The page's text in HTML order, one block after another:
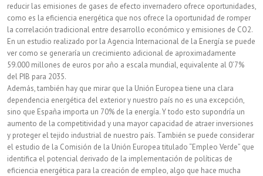
reducir las emisiones de gases de efecto invernadero ofrece oportunidades,
como es la eficiencia energética que nos ofrece la oportunidad de romper
la correlación tradicional entre desarrollo económico y emisiones de CO2.
En un estudio realizado por la Agencia Internacional de la Energía se puede
ver como se generaría un crecimiento adicional de aproximadamente
59.000 millones de euros por año a escala mundial, equivalente al 0’7%
del PIB para 2035.
Además, también hay que mirar que la Unión Europea tiene una clara
dependencia energética del exterior y nuestro país no es una excepción,
sino que España importa un 70% de la energía. Y todo esto supondría un
aumento de la competitividad y una mayor capacidad de atraer inversiones
y proteger el tejido industrial de nuestro país. También se puede considerar
el estudio de la Comisión de la Unión Europea titulado “Empleo Verde” que
identifica el potencial derivado de la implementación de políticas de
eficiencia energética para la creación de empleo, algo que hace mucha